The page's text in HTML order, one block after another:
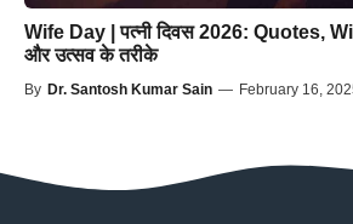
Wife Day | पत्नी दिवस 2026: Quotes,
और उत्सव के तरीके
By Dr. Santosh Kumar Sain — February 16,